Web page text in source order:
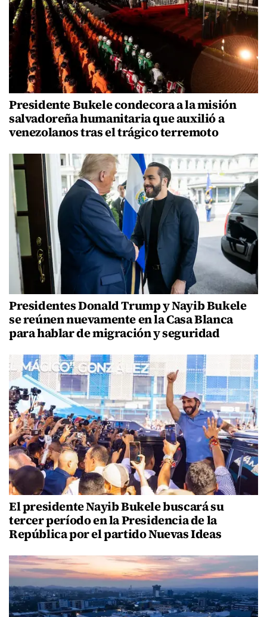
Presidente Bukele condecora a la misión
salvadoreña humanitaria que auxilió a
venezolanos tras el trágico terremoto
Presidentes Donald Trump y Nayib Bukele
se reúnen nuevamente en la Casa Blanca
para hablar de migración y seguridad
El presidente Nayib Bukele buscará su
tercer período en la Presidencia de la
República por el partido Nuevas Ideas